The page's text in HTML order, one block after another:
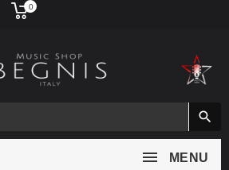
0

MENU